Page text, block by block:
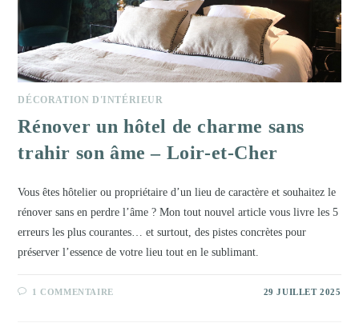
DÉCORATION D'INTÉRIEUR
Rénover un hôtel de charme sans
trahir son âme – Loir-et-Cher
Vous êtes hôtelier ou propriétaire d’un lieu de caractère et souhaitez le
rénover sans en perdre l’âme ? Mon tout nouvel article vous livre les 5
erreurs les plus courantes… et surtout, des pistes concrètes pour
préserver l’essence de votre lieu tout en le sublimant.
1 COMMENTAIRE 29 JUILLET 2025